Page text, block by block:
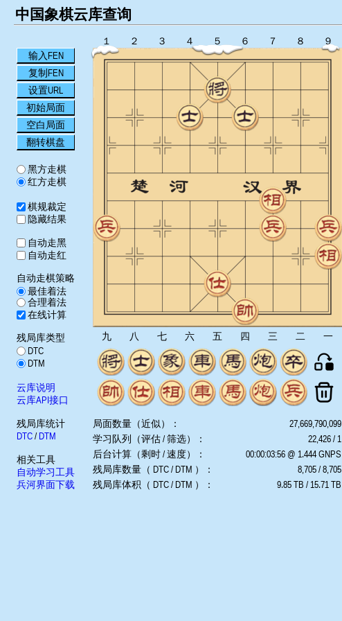
中国象棋云库查询
输入FEN
复制FEN
设置URL
初始局面
空白局面
翻转棋盘
黑方走棋
红方走棋
棋规裁定
隐藏结果
自动走黑
自动走红
自动走棋策略
最佳着法
合理着法
在线计算
残局库类型
DTC
DTM
云库说明
云库API接口
残局库统计
DTC/ DTM
相关工具
自动学习工具
兵河界面下载
１ ２ ３ ４ ５ ６ ７ ８ ９
九 八 七 六 五 四 三 二 一
局面数量（近似）：
27,669,790,099
学习队列（评估 / 筛选）：
22,426 / 1
后台计算（剩时 / 速度）：
00:00:03:56 @ 1.444 GNPS
残局库数量（ DTC / DTM ）：
8,705 / 8,705
残局库体积（ DTC / DTM ）：
9.85 TB / 15.71 TB